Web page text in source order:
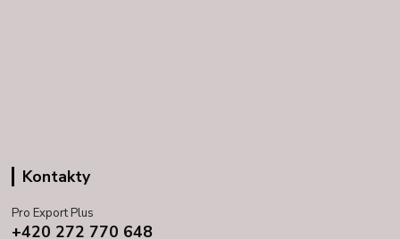
Kontakty
Pro Export Plus
+420 272 770 648